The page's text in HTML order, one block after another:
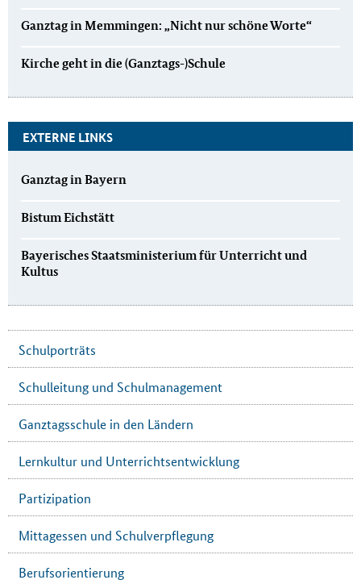
Ganztag in Memmingen: „Nicht nur schöne Worte“
Kirche geht in die (Ganztags-)Schule
EXTERNE LINKS
Ganztag in Bayern
Bistum Eichstätt
Bayerisches Staatsministerium für Unterricht und
Kultus
Schulporträts
Schulleitung und Schulmanagement
Ganztagsschule in den Ländern
Lernkultur und Unterrichtsentwicklung
Partizipation
Mittagessen und Schulverpflegung
Berufsorientierung